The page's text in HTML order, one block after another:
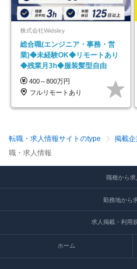
株式会社Widsley
総合職(エンジニア・事務・営
業)◆未経験OK◆リモートあり
◆残業月3h◆服装髪型自由
400～800万円
フルリモートあり
転職・求人情報サイトのtype 掲載
職・求人情報
職種から
勤務地から
求人掲載・利用
ホーム